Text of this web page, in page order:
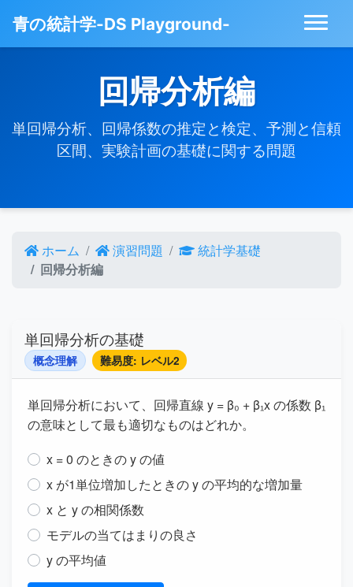
青の統計学-DS Playground-
回帰分析編
単回帰分析、回帰係数の推定と検定、予測と信頼
区間、実験計画の基礎に関する問題
ホーム 演習問題
統計学基礎
回帰分析編
単回帰分析の基礎
概念理解 難易度: レベル2
単回帰分析において、回帰直線 y = β₀ + β₁x の係数 β₁
の意味として最も適切なものはどれか。
x = 0 のときの y の値
x が1単位増加したときの y の平均的な増加量
x と y の相関係数
モデルの当てはまりの良さ
y の平均値